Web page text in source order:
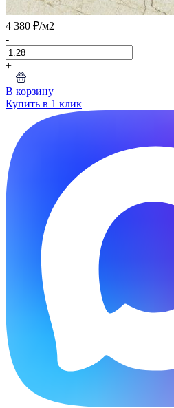
4 380 ₽/м2
-
+
В корзину
Купить в 1 клик